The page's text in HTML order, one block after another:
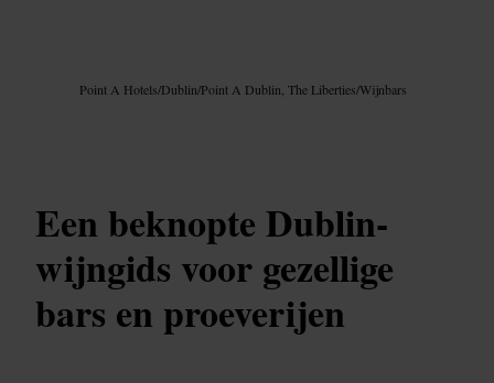
Point A Hotels/Dublin/Point A Dublin, The Liberties/Wijnbars
Een beknopte Dublin-
wijngids voor gezellige
bars en proeverijen